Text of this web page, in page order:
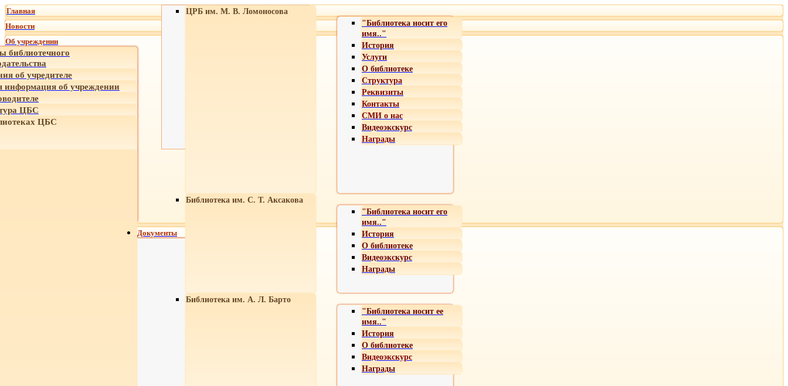
Главная
Новости
Об учреждении
библиотечного
об учредителе
об учреждении
ЦБС
ЦБС
ЦРБ им. М. В. Ломоносова
"Библиотека носит его
имя.."
История
Услуги
О библиотеке
Структура
Реквизиты
Контакты
СМИ о нас
Видеоэкскурс
Награды
Библиотека им. С. Т. Аксакова
"Библиотека носит его
имя.."
История
О библиотеке
Видеоэкскурс
Награды
Библиотека им. А. Л. Барто
"Библиотека носит ее
имя.."
История
О библиотеке
Видеоэкскурс
Награды
Документы